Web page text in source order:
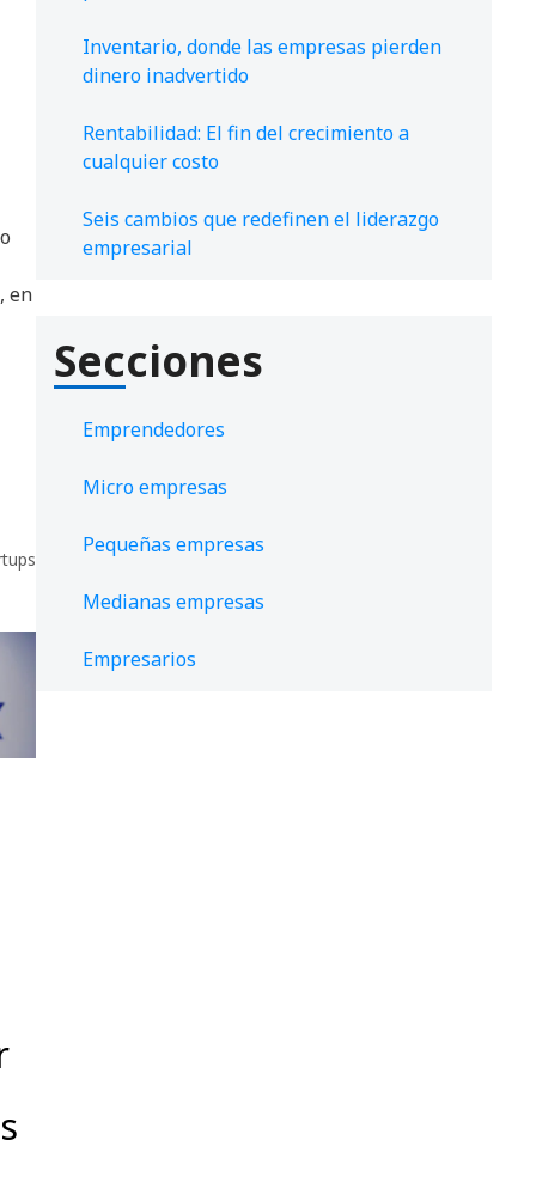
en
Inventario, donde las empresas pierden
dinero inadvertido
Rentabilidad: El fin del crecimiento a
cualquier costo
Seis cambios que redefinen el liderazgo
empresarial
Secciones
Emprendedores
Micro empresas
Pequeñas empresas
Medianas empresas
Empresarios